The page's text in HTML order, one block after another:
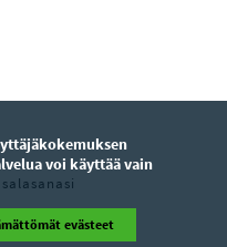
Pratsam
voi käyttää vain
evästeet